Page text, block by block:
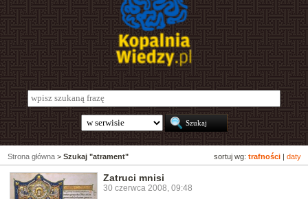
sortuj wg: trafności daty
Strona główna > Szukaj "atrament"
Zatruci mnisi
30 czerwca 2008, 09:48